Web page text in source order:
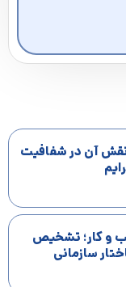
آن در شفافیت
و کار؛ تشخیص
سازمانی